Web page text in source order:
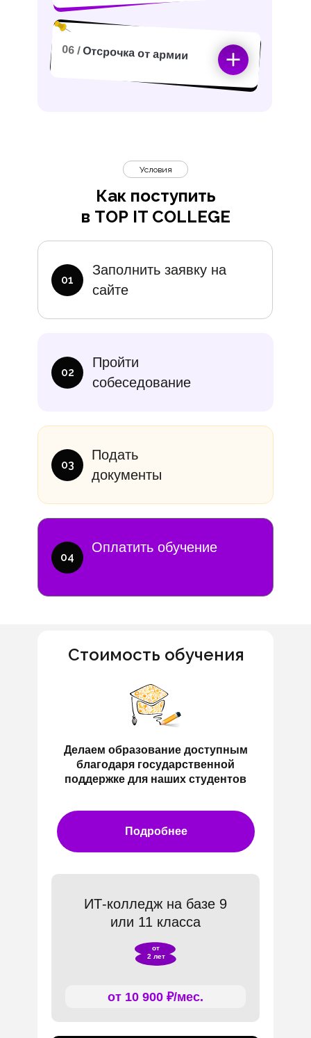
06 / Отсрочка от армии
Оплатить обучение
Подать
документы
Пройти
собеседование
Заполнить заявку на
сайте
Как поступить
в TOP IT COLLEGE
Условия
01
02
03
04
ИТ-колледж на базе 9
или 11 класса
Стоимость обучения
от
2 лет
10 000₽
от 10 900 ₽/мес.
Подробнее
Делаем образование доступным
благодаря государственной
поддержке для наших студентов